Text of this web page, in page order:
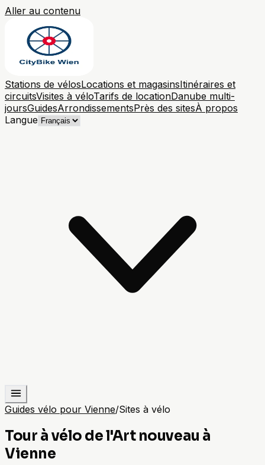
Aller au contenu
Stations de vélosLocations et magasinsItinéraires et
circuitsVisites à véloTarifs de locationDanube multi-
joursGuidesArrondissementsPrès des sitesÀ propos
Langue
Guides vélo pour Vienne/Sites à vélo
Tour à vélo de l'Art nouveau à
Vienne